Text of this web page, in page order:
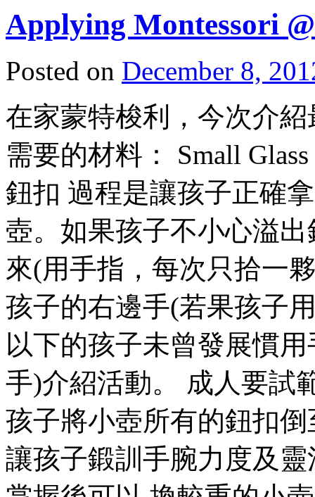
Applying Montessori
Posted on December 8,
在家蒙特梭利，今次介
需要的材料： Small
鈕扣 過程是讓孩子正確
壺。如果孩子不小心溢
來(用手指，每次只拾一
孩子的右邊手(若果孩子
以下的孩子未曾發展慣
手)介紹活動。 成人要試
孩子將小壺所有的鈕扣
讓孩子鍛訓手腕力度及